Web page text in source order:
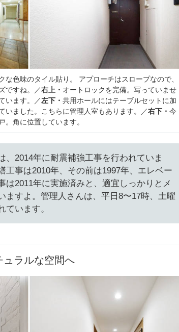
な色味のタイル貼り。 アプローチはスロープなので、
ですね。／右上・ オートロックを完備。写っていませ
います。／左下・ 共用ホールにはテーブルセットに加
いました。こちらに管理人室もあります。／右下・ 今
。角に位置しています。
、2014年に耐震補強工事を行われていま
工事は2010年、その前は1997年、エレベー
は2011年に実施済みと、適宜しっかりとメ
ますよ。管理人さんは、平日8〜17時、土曜
ています。
ュラルな空間へ